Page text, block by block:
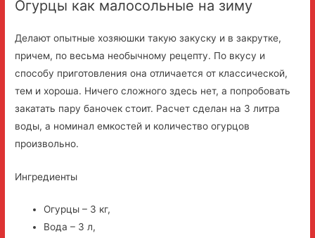
Огурцы как малосольные на зиму
Делают опытные хозяюшки такую закуску и в закрутке,
причем, по весьма необычному рецепту. По вкусу и
способу приготовления она отличается от классической,
тем и хороша. Ничего сложного здесь нет, а попробовать
закатать пару баночек стоит. Расчет сделан на 3 литра
воды, а номинал емкостей и количество огурцов
произвольно.
Ингредиенты
Огурцы – 3 кг,
Вода – 3 л,